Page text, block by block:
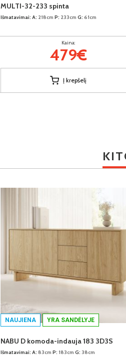
MULTI-32-233 spinta
Išmatavimai: A: 218cm P: 233cm G: 61cm
Kaina:
479€
Į krepšelį
NAUJIENA YRA SANDĖLYJE
NABU D komoda-indauja 183 3D3S
Išmatavimai: A: 83cm P: 183cm G: 38cm